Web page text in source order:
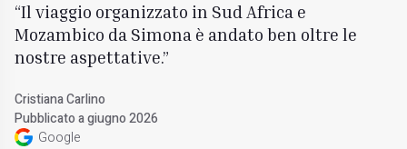
Il viaggio organizzato in Sud Africa e
Mozambico da Simona è andato ben oltre le
nostre aspettative.
Cristiana Carlino
Pubblicato a giugno 2026
Google